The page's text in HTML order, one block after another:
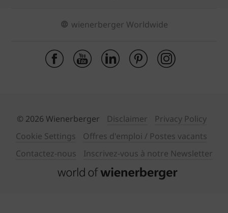
wienerberger Worldwide
© 2026 Wienerberger Disclaimer
Privacy Policy
Cookie Settings
Offres d'emploi / Postes vacants
Contactez-nous
Inscrivez-vous à notre Newsletter